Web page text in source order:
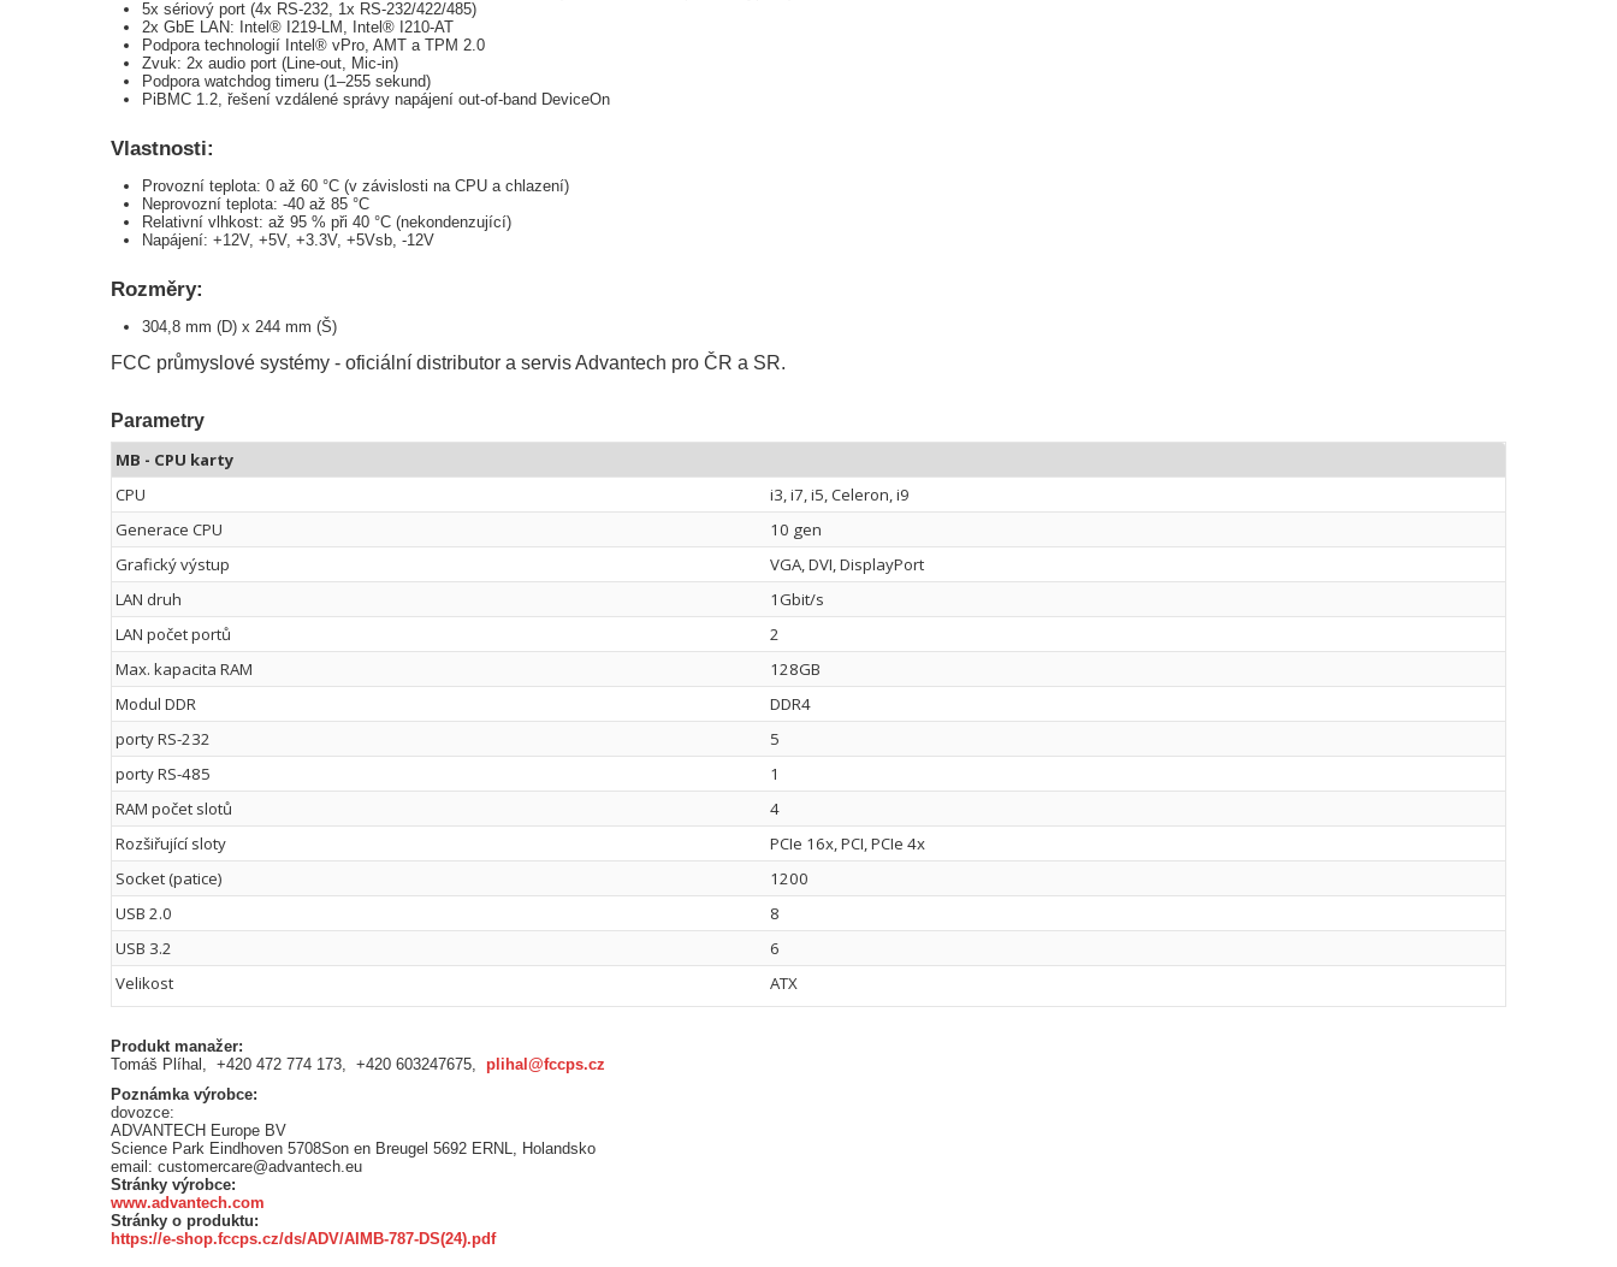
5x sériový port (4x RS-232, 1x RS-232/422/485)
2x GbE LAN: Intel® I219-LM, Intel® I210-AT
Podpora technologií Intel® vPro, AMT a TPM 2.0
Zvuk: 2x audio port (Line-out, Mic-in)
Podpora watchdog timeru (1–255 sekund)
PiBMC 1.2, řešení vzdálené správy napájení out-of-band DeviceOn
Vlastnosti:
Provozní teplota: 0 až 60 °C (v závislosti na CPU a chlazení)
Neprovozní teplota: -40 až 85 °C
Relativní vlhkost: až 95 % při 40 °C (nekondenzující)
Napájení: +12V, +5V, +3.3V, +5Vsb, -12V
Rozměry:
304,8 mm (D) x 244 mm (Š)
FCC průmyslové systémy - oficiální distributor a servis Advantech pro ČR a SR.
Parametry
MB - CPU karty
CPU
i3, i7, i5, Celeron, i9
Generace CPU
10 gen
Grafický výstup
VGA, DVI, DisplayPort
LAN druh
1Gbit/s
LAN počet portů
2
Max. kapacita RAM
128GB
Modul DDR
DDR4
porty RS-232
5
porty RS-485
1
RAM počet slotů
4
Rozšiřující sloty
PCIe 16x, PCI, PCIe 4x
Socket (patice)
1200
USB 2.0
8
USB 3.2
6
Velikost
ATX
Produkt manažer:
Tomáš Plíhal, +420 472 774 173, +420 603247675, plihal@fccps.cz
Poznámka výrobce:
dovozce:
ADVANTECH Europe BV
Science Park Eindhoven 5708Son en Breugel 5692 ERNL, Holandsko
email: customercare@advantech.eu
Stránky výrobce:
www.advantech.com
Stránky o produktu:
https://e-shop.fccps.cz/ds/ADV/AIMB-787-DS(24).pdf